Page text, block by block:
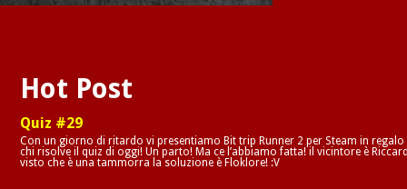
Hot Post
Quiz #29
Con un giorno di ritardo vi presentiamo Bit trip Runner 2 per Steam in regalo
chi risolve il quiz di oggi! Un parto! Ma ce l’abbiamo fatta! il vicintore è
visto che è una tammorra la soluzione è Floklore! :V